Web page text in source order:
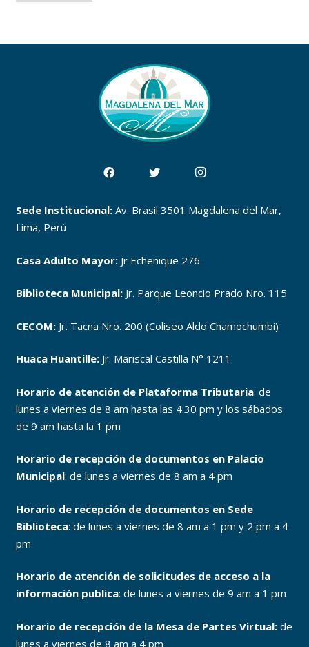
Sede Institucional:Av. Brasil 3501 Magdalena del Mar,
Lima, Perú
Casa Adulto Mayor:Jr Echenique 276
Biblioteca Municipal:Jr. Parque Leoncio Prado Nro. 115
CECOM:Jr. Tacna Nro. 200 (Coliseo Aldo Chamochumbi)
Huaca Huantille: Jr. Mariscal Castilla N° 1211
Horario de atención de Plataforma Tributaria: de
lunes a viernes de 8 am hasta las 4:30 pm y los sábados
de 9 am hasta la 1 pm
Horario de recepción de documentos en Palacio
Municipal: de lunes a viernes de 8 am a 4 pm
Horario de recepción de documentos en Sede
Biblioteca: de lunes a viernes de 8 am a 1 pm y 2 pm a 4
pm
Horario de atención de solicitudes de acceso a la
información publica: de lunes a viernes de 9 am a 1 pm
Horario de recepción de la Mesa de Partes Virtual:de
lunes a viernes de 8 am a 4 pm